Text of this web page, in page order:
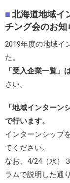
北海道地域イ
チング会のお知
2019年度の地域イ
た。
「受入企業一覧」
さい。
「地域インター
で行います。
インターンシップ
てください。
なお、4/24（水）
ラムで説明した通り